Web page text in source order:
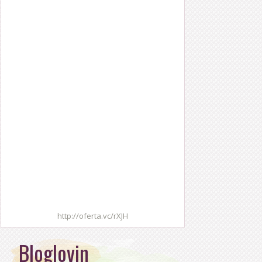
http://oferta.vc/rXJH
Bloglovin